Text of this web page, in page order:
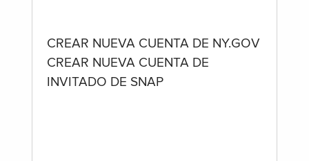
CREAR NUEVA CUENTA DE NY.GOV
CREAR NUEVA CUENTA DE
INVITADO DE SNAP